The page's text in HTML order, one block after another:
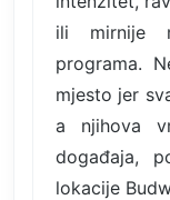
ili mirnije
programa.
mjesto jer
a njihova
događaja,
lokacije